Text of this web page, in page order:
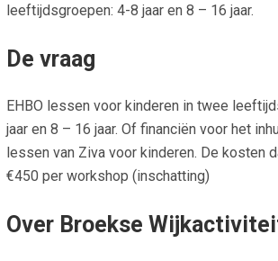
leeftijdsgroepen: 4-8 jaar en 8 – 16 jaar.
De vraag
EHBO lessen voor kinderen in twee
jaar en 8 – 16 jaar. Of financiën voor het
lessen van Ziva voor kinderen. De kosten
€450 per workshop (inschatting)
Over Broekse